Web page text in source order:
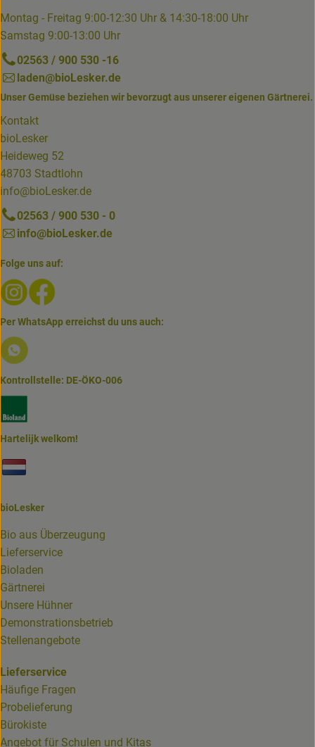
Montag - Freitag 9:00-12:30 Uhr & 14:30-18:00 Uhr
Samstag 9:00-13:00 Uhr
02563 / 900 530 -16
laden@bioLesker.de
Unser Gemüse beziehen wir bevorzugt aus unserer eigenen Gärtnerei.
Kontakt
bioLesker
Heideweg 52
48703 Stadtlohn
info@bioLesker.de
02563 / 900 530 - 0
info@bioLesker.de
Folge uns auf:
Externer Link zu https://www.instagram.com/biolesker/
Per WhatsApp erreichst du uns auch:
Externer Link zu https://www.biolesker.de/lieferservice/
Kontrollstelle: DE-ÖKO-006
Hartelijk welkom!
bioLesker
Bio aus Überzeugung
Lieferservice
Bioladen
Gärtnerei
Unsere Hühner
Demonstrationsbetrieb
Stellenangebote
Lieferservice
Häufige Fragen
Probelieferung
Bürokiste
Angebot für Schulen und Kitas